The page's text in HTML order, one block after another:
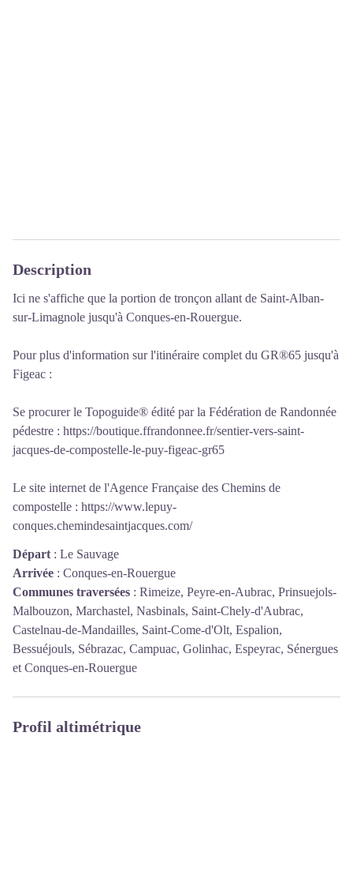
Description
Ici ne s'affiche que la portion de tronçon allant de Saint-Alban-
sur-Limagnole jusqu'à Conques-en-Rouergue.
Pour plus d'information sur l'itinéraire complet du GR®65 jusqu'à
Figeac :
Se procurer le Topoguide® édité par la Fédération de Randonnée
pédestre : https://boutique.ffrandonnee.fr/sentier-vers-saint-
jacques-de-compostelle-le-puy-figeac-gr65
Le site internet de l'Agence Française des Chemins de
compostelle : https://www.lepuy-
conques.chemindesaintjacques.com/
Départ : Le Sauvage
Arrivée : Conques-en-Rouergue
Communes traversées : Rimeize, Peyre-en-Aubrac, Prinsuejols-
Malbouzon, Marchastel, Nasbinals, Saint-Chely-d'Aubrac,
Castelnau-de-Mandailles, Saint-Come-d'Olt, Espalion,
Bessuéjouls, Sébrazac, Campuac, Golinhac, Espeyrac, Sénergues
et Conques-en-Rouergue
Profil altimétrique